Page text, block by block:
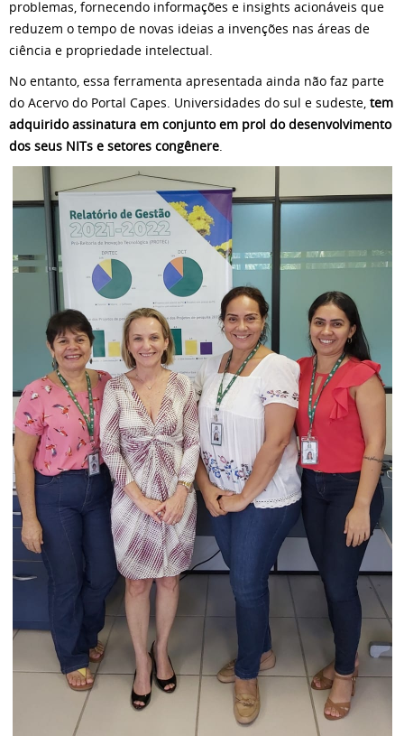
problemas, fornecendo informações e insights acionáveis que
reduzem o tempo de novas ideias a invenções nas áreas de
ciência e propriedade intelectual.
No entanto, essa ferramenta apresentada ainda não faz parte
do Acervo do Portal Capes. Universidades do sul e sudeste, tem
adquirido assinatura em conjunto em prol do desenvolvimento
dos seus NITs e setores congênere.